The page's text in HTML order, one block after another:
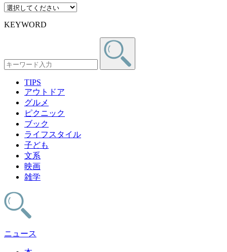
KEYWORD
TIPS
アウトドア
グルメ
ピクニック
ブック
ライフスタイル
子ども
文系
映画
雑学
ニュース